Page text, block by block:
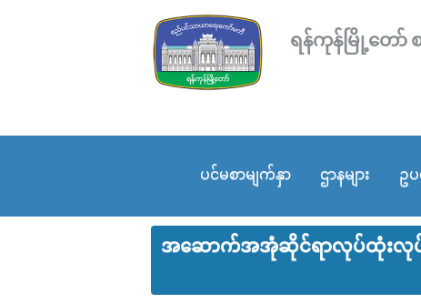
ရန်ကုန်မြို့တော်
ပင်မစာမျက်နှာ ဌာနများ ဥပ
အဆောက်အအုံဆိုင်ရာလုပ်ထုံးလုပ်နည်